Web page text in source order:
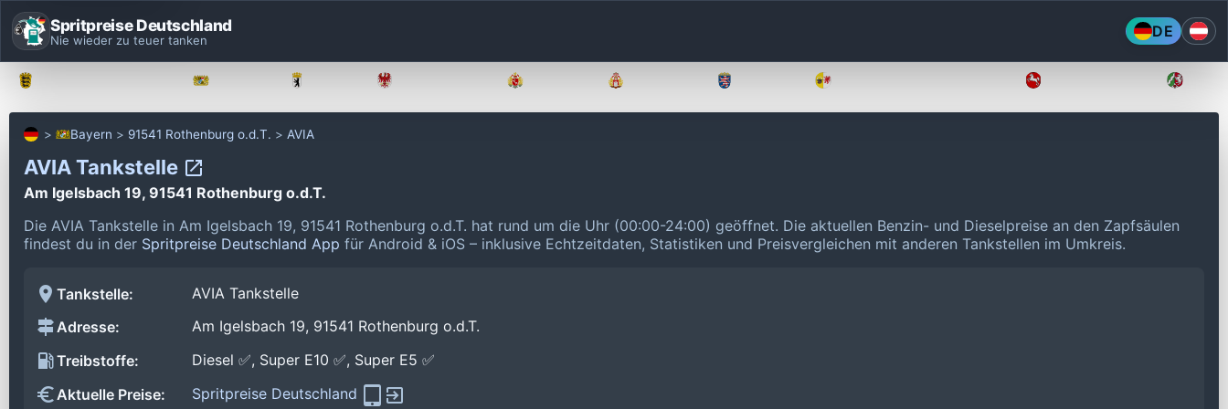
Spritpreise Deutschland
Nie wieder zu teuer tanken DE
Bayern 91541 Rothenburg o.d.T. AVIA
AVIA Tankstelle
Am Igelsbach 19, 91541 Rothenburg o.d.T.
Die AVIA Tankstelle in Am Igelsbach 19, 91541 Rothenburg o.d.T. hat rund um die Uhr (00:00-24:00) geöffnet. Die aktuellen Benzin- und Dieselpreise an den Zapfsäulen
findest du in der Spritpreise Deutschland App für Android & iOS – inklusive Echtzeitdaten, Statistiken und Preisvergleichen mit anderen Tankstellen im Umkreis.
Tankstelle:
AVIA Tankstelle
Adresse:
Am Igelsbach 19, 91541 Rothenburg o.d.T.
Treibstoffe:
Diesel ✅, Super E10 ✅, Super E5 ✅
Aktuelle Preise:
Spritpreise Deutschland